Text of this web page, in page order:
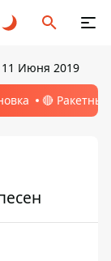
11 Июня 2019
🔴